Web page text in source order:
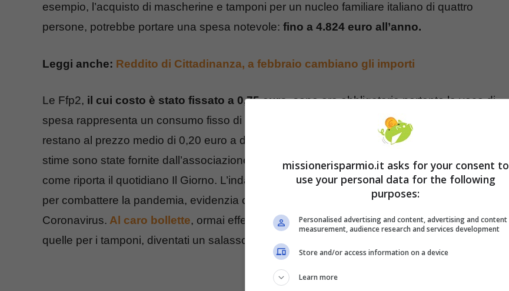
esempio, l’acquisto di mascherine e tamponi per un nucleo familiare italiano di quattro
persone, potrebbe portare una spesa notevole: fino a 4.824 euro all’anno.
Leggi anche: Reddito di Cittadinanza, a febbraio cambiano gli importi
Le Ffp2, il cui costo è stato fissato a 0,75 euro, sono ora obbligatorie pertanto la voce di
spesa rappresenta un consumo fisso di famiglie e persone. Le mascherine chirurgiche
restano al prezzo medio di 0,20 euro a dispositivo, ma ad usarle sono ormai in pochi. Le
stime sono state fornite dall’associazione a tutela dei consumatori Consumerismo No Profit
come riporta il quotidiano Il Giorno. L’indagine effettuata sui costi stretti affrontati dagli italiani
per combattere la pandemia, evidenzia come siano cambiate le spese degli italiani dopo il
Coronavirus. Al caro bollette, ormai effettivo, si aggiungono dunque nuove uscite, come
quelle per i tamponi, diventati un salasso per le famiglie italiane.
missionerisparmio.it asks for your consent to
use your personal data for the following
purposes:
Personalised advertising and content, advertising and content
measurement, audience research and services development
Store and/or access information on a device
Learn more